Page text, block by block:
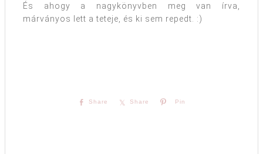
És ahogy a nagykönyvben meg van írva,
márványos lett a teteje, és ki sem repedt. :)
Share Share Pin